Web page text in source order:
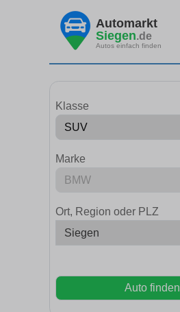
Automarkt
Siegen.de
Autos einfach finden
Klasse
Marke
Ort, Region oder PLZ
Auto finden